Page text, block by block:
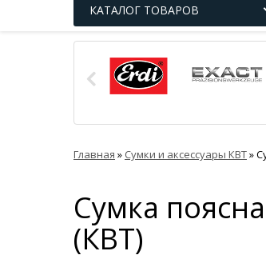
КАТАЛОГ ТОВАРОВ
Главная » Сумки и аксессуары КВТ»
Сумка
(КВТ)